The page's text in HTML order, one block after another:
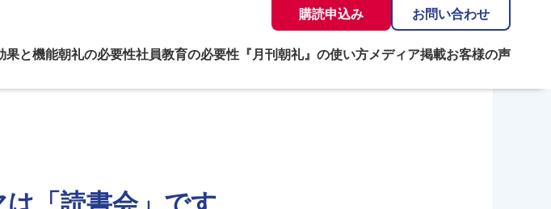
購読申込み お問い合わせ
果と機能朝礼の必要性社員教育の必要性 『月刊朝礼』の使い方メディア掲載お客様の声
「読書会」です